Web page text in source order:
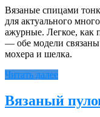
Вязаные спицами
для актуального
ажурные. Легкое,
— обе модели
мохера и шелка.
Читать далее
Вязаный